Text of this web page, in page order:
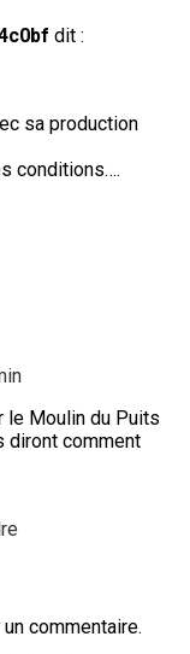
dit :
sa production
conditions….
le Moulin du Puits
diront comment
commentaire.